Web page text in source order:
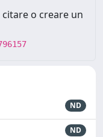
o creare un
ND
ND